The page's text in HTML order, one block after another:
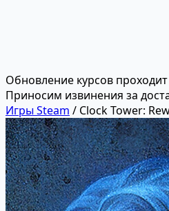
Обновление курсов
Приносим извинения за
Игры Steam / Clock Tower: